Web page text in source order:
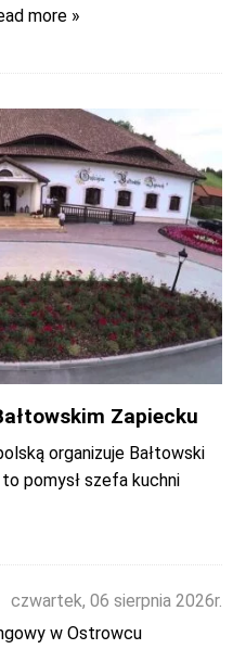
more »
Zapiecku
organizuje Bałtowski
pomysł szefa kuchni
czwartek, 06 sierpnia 2026r.
w Ostrowcu